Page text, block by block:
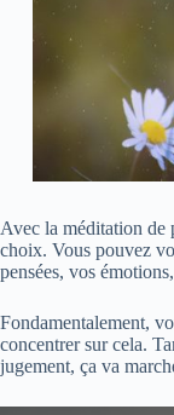
Avec la méditation de
choix. Vous pouvez
pensées, vos
Fondamentalement,
concentrer sur cela.
jugement, ça va